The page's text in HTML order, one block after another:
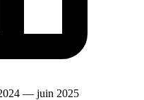
— juin 2025